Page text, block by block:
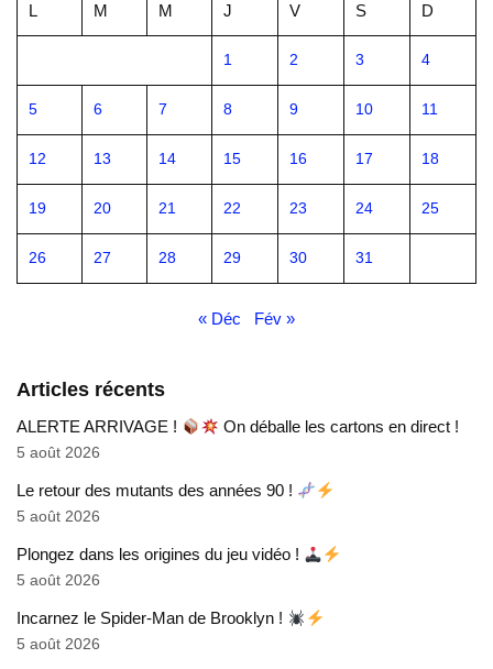
L M M J V S D
1 2 3 4
5 6 7 8 9 10 11
12 13 14 15 16 17 18
19 20 21 22 23 24 25
26 27 28 29 30 31
« Déc Fév »
Articles récents
ALERTE ARRIVAGE ! On déballe les cartons en direct !
5 août 2026
Le retour des mutants des années 90 !
5 août 2026
Plongez dans les origines du jeu vidéo !
5 août 2026
Incarnez le Spider-Man de Brooklyn !
5 août 2026